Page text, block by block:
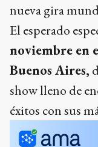
nueva gira
El esperado
noviembre en
Buenos Aires,
show lleno de
éxitos con sus